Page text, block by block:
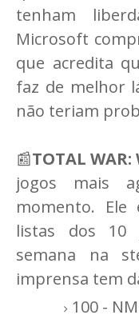
tenham
Microsoft
que acredita
faz de melhor
não teriam
📰TOTAL WAR:
jogos mais
momento. Ele
listas dos 10
semana na
imprensa tem
100 -